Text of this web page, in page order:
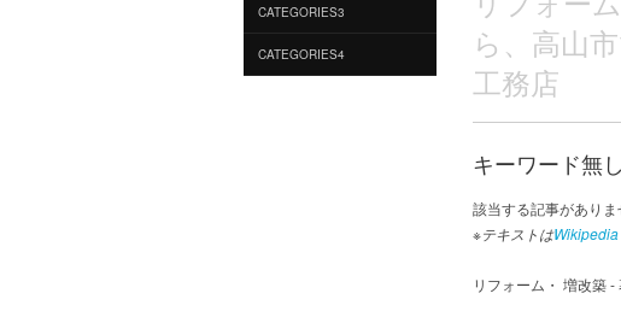
CATEGORIES3
CATEGORIES4
ら、高山
工務店
キーワード無
該当する記事がありま
※テキストはWikipedia
リフォーム・ 増改築 -